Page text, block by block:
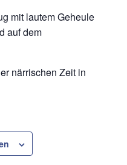
mit lautem Geheule
auf dem
närrischen Zeit in